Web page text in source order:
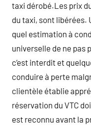
taxi dérobé.Les prix
du taxi, sont libérées.
quel estimation à
universelle de ne pas
c’est interdit et
conduire à perte
clientèle établie
réservation du VTC
est reconnu avant la